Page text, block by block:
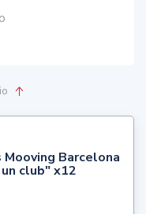
Barcelona
club" x12